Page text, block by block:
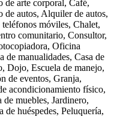
de arte corporal, Café,
de autos, Alquiler de autos,
móviles, Chalet,
comunitario, Consultor,
Oficina
manualidades, Casa de
Dojo, Escuela de manejo,
de eventos, Granja,
acondicionamiento físico,
muebles, Jardinero,
de huéspedes, Peluquería,